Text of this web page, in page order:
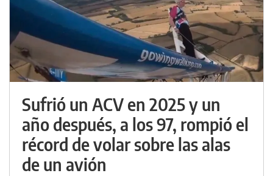
Sufrió un ACV en 2025 y un
año después, a los 97, rompió el
récord de volar sobre las alas
de un avión